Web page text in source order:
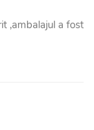
,ambalajul a fost